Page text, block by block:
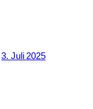
3. Juli 2025